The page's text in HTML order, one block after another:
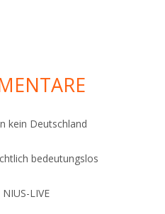
kein Deutschland
bedeutungslos
NIUS-LIVE